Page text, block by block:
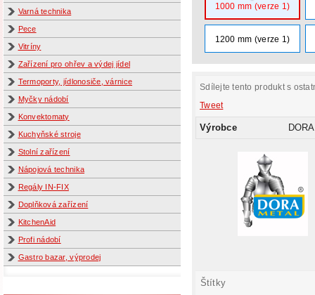
Varná technika
Pece
Vitríny
Zařízení pro ohřev a výdej jídel
Termoporty, jídlonosiče, várnice
Myčky nádobí
Konvektomaty
Kuchyňské stroje
Stolní zařízení
Nápojová technika
Regály IN-FIX
Doplňková zařízení
KitchenAid
Profi nádobí
Gastro bazar, výprodej
1000 mm (verze 1)
1200 mm (verze 1)
Sdílejte tento produkt s
Tweet
Výrobce
Štítky